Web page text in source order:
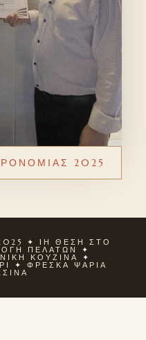
2025
✦ 1Η ΘΕΣΗ ΣΤΟ
ΠΕΛΑΤΩΝ ✦
ΚΟΥΖΙΝΑ ✦
✦ ΦΡΕΣΚΑ ΨΑΡΙΑ